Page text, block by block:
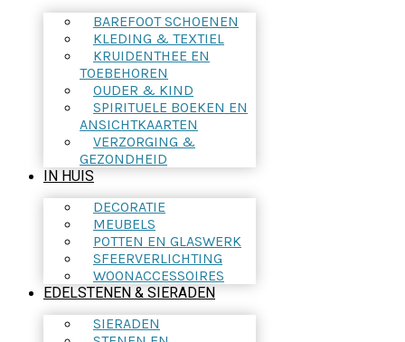
BAREFOOT SCHOENEN
KLEDING & TEXTIEL
KRUIDENTHEE EN
TOEBEHOREN
OUDER & KIND
SPIRITUELE BOEKEN EN
ANSICHTKAARTEN
VERZORGING &
GEZONDHEID
IN HUIS
DECORATIE
MEUBELS
POTTEN EN GLASWERK
SFEERVERLICHTING
WOONACCESSOIRES
EDELSTENEN & SIERADEN
SIERADEN